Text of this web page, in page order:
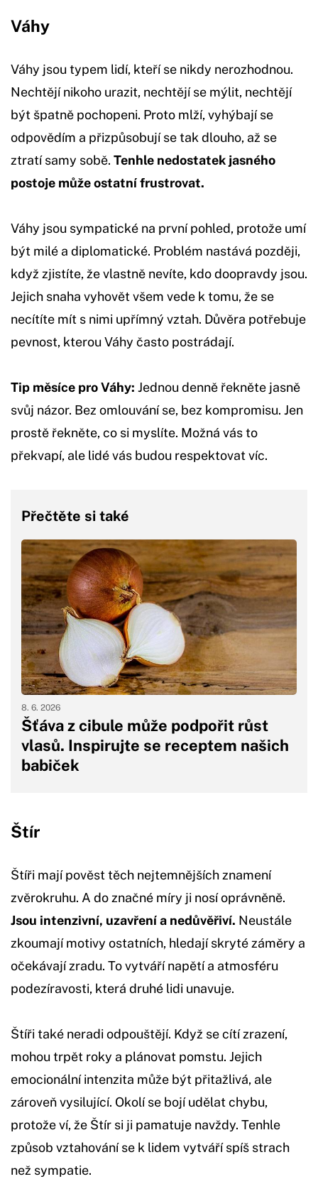
Váhy
Váhy jsou typem lidí, kteří se nikdy nerozhodnou.
Nechtějí nikoho urazit, nechtějí se mýlit, nechtějí
být špatně pochopeni. Proto mlží, vyhýbají se
odpovědím a přizpůsobují se tak dlouho, až se
ztratí samy sobě. Tenhle nedostatek jasného
postoje může ostatní frustrovat.
Váhy jsou sympatické na první pohled, protože umí
být milé a diplomatické. Problém nastává později,
když zjistíte, že vlastně nevíte, kdo doopravdy jsou.
Jejich snaha vyhovět všem vede k tomu, že se
necítíte mít s nimi upřímný vztah. Důvěra potřebuje
pevnost, kterou Váhy často postrádají.
Tip měsíce pro Váhy: Jednou denně řekněte jasně
svůj názor. Bez omlouvání se, bez kompromisu. Jen
prostě řekněte, co si myslíte. Možná vás to
překvapí, ale lidé vás budou respektovat víc.
Přečtěte si také
Šťáva z cibule může podpořit růst
vlasů. Inspirujte se receptem našich
babiček
8. 6. 2026
Štír
Štíři mají pověst těch nejtemnějších znamení
zvěrokruhu. A do značné míry ji nosí oprávněně.
Jsou intenzivní, uzavření a nedůvěřiví. Neustále
zkoumají motivy ostatních, hledají skryté záměry a
očekávají zradu. To vytváří napětí a atmosféru
podezíravosti, která druhé lidi unavuje.
Štíři také neradi odpouštějí. Když se cítí zrazení,
mohou trpět roky a plánovat pomstu. Jejich
emocionální intenzita může být přitažlivá, ale
zároveň vysilující. Okolí se bojí udělat chybu,
protože ví, že Štír si ji pamatuje navždy. Tenhle
způsob vztahování se k lidem vytváří spíš strach
než sympatie.